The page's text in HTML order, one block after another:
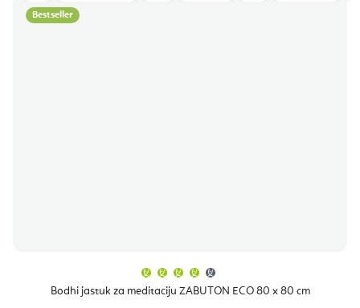
Bestseller
Bodhi jastuk za meditaciju ZABUTON ECO 80 x 80 cm
proizvoda
je